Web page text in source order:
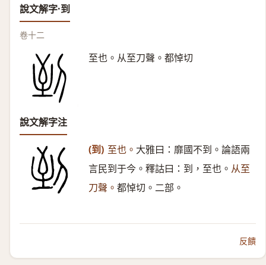
說文解字·到
卷十二
至也。从至刀聲。都悼切
說文解字注
(到) 至也。 大雅曰：靡國不到。論語兩
言民到于今。釋詁曰：到，至也。 从至
刀聲。 都悼切。二部。
反饋